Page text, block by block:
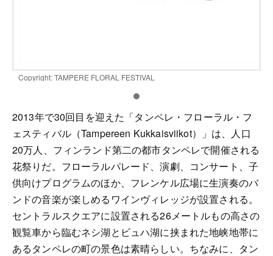
Copyright: TAMPERE FLORAL FESTIVAL
2013年で30回目を迎えた「タンペレ・フローラル・フ
ェスティバル（Tampereen Kukkaisviikot）」は、人口
20万人、フィンランド第二の都市タンペレで開催される
花祭りだ。フローラルパレード、演劇、コンサート、子
供向けプログラムのほか、フレンケル広場に生演奏のバ
ンドの音楽が楽しめるワインヴィレッジが設置される。
セントラルスクエアに設置される26メートルもの高さの
観覧車から臨むネシ湖とビュハ湖に挟まれた地峡地帯に
あるタンペレの町の景色は素晴らしい。ちなみに、タン